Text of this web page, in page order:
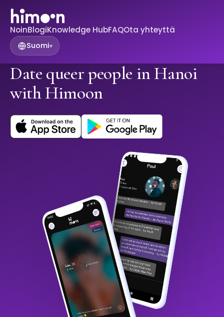
NoinBlogiKnowledge HubFAQOta yhteyttä
Suomi▾
Date queer people in Hanoi
with Himoon